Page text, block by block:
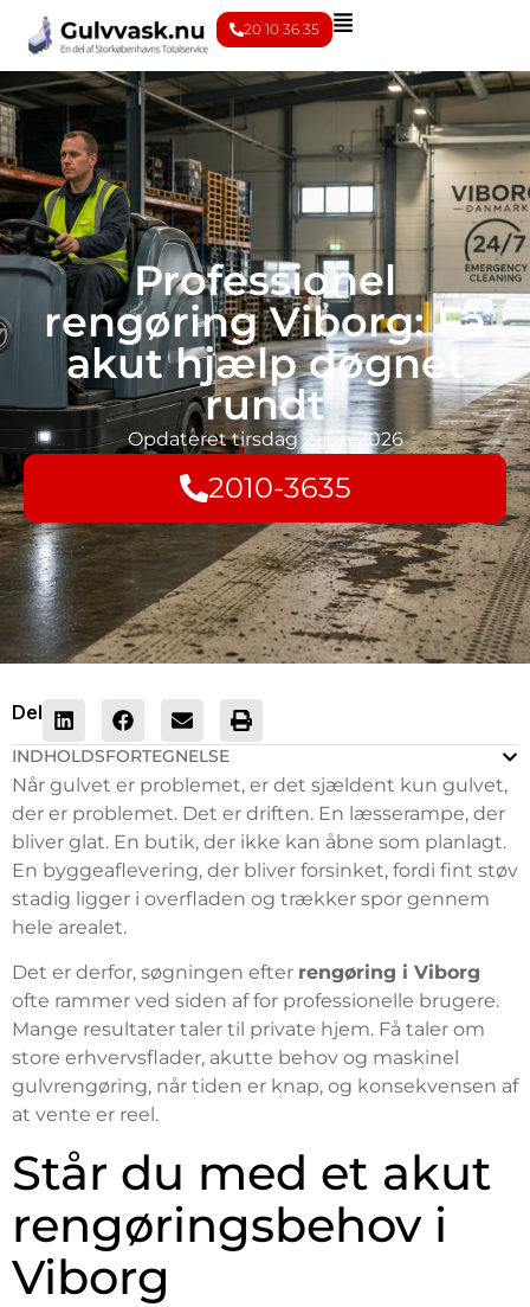
20 10 36 35
Professionel
rengøring Viborg: Få
akut hjælp døgnet
rundt
Opdateret tirsdag 2. jun 2026
2010-3635
Del
INDHOLDSFORTEGNELSE
Når gulvet er problemet, er det sjældent kun gulvet,
der er problemet. Det er driften. En læsserampe, der
bliver glat. En butik, der ikke kan åbne som planlagt.
En byggeaflevering, der bliver forsinket, fordi fint støv
stadig ligger i overfladen og trækker spor gennem
hele arealet.
Det er derfor, søgningen efter rengøring i Viborg
ofte rammer ved siden af for professionelle brugere.
Mange resultater taler til private hjem. Få taler om
store erhvervsflader, akutte behov og maskinel
gulvrengøring, når tiden er knap, og konsekvensen af
at vente er reel.
Står du med et akut
rengøringsbehov i
Viborg